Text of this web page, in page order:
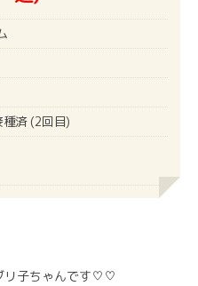
済 (2回目)
リ子ちゃんです♡♡